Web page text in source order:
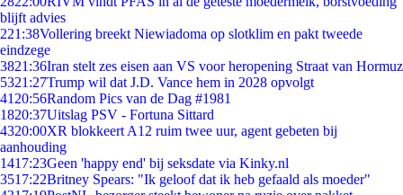
blijft advies
221:38Vollering breekt Niewiadoma op slotklim en pakt tweede
eindzege
3821:36Iran stelt zes eisen aan VS voor heropening Straat van Hormuz
5321:27Trump wil dat J.D. Vance hem in 2028 opvolgt
41 20:56Random Pics van de Dag #1981
1820:37Uitslag PSV - Fortuna Sittard
4320:00XR blokkeert A12 ruim twee uur, agent gebeten bij
aanhouding
1417:23Geen 'happy end' bij seksdate via Kinky.nl
3517:22Britney Spears: "Ik geloof dat ik heb gefaald als moeder"